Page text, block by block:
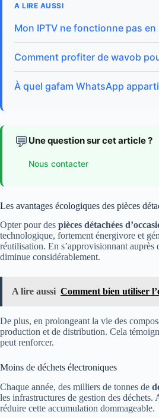
A LIRE AUSSI
Mon IPTV ne fonctionne pas
Comment profiter de wavob
À quel gafam WhatsApp
💬 Une question sur cet article ?
Nous contacter
Les avantages écologiques des pièces
Opter pour des pièces détachées
technologique, fortement énergivore et
réutilisation. En s’approvisionnant
diminue considérablement.
A lire aussi Comment bien utiliser
De plus, en prolongeant la vie des
production et de distribution. Cela
peut renforcer.
Moins de déchets électroniques
Chaque année, des milliers de tonnes de
les infrastructures de gestion des
réduire cette accumulation dommageable.